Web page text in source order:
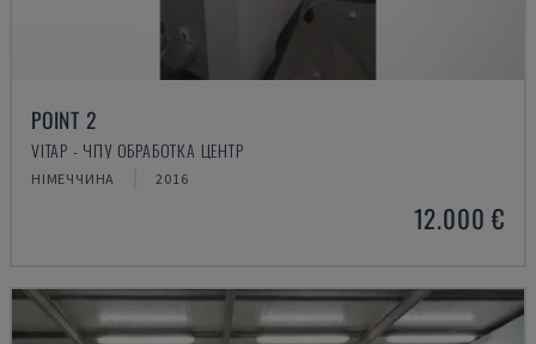
POINT 2
VITAP - ЧПУ ОБРАБОТКА ЦЕНТР
НІМЕЧЧИНА 2016
12.000 €